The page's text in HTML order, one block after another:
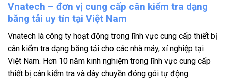
Vnatech – đơn vị cung cấp cân kiểm tra dạng
băng tải uy tín tại Việt Nam
Vnatech là công ty hoạt động trong lĩnh vực cung cấp thiết bị
cân kiểm tra dạng băng tải cho các nhà máy, xí nghiệp tại
Việt Nam. Hơn 10 năm kinh nghiệm trong lĩnh vực cung cấp
thiết bị cân kiểm tra và dây chuyền đóng gói tự động.